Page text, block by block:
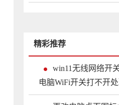
精彩推荐
win11无线网络开
电脑WiFi开关打不开